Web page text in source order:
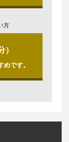
方
）
です。